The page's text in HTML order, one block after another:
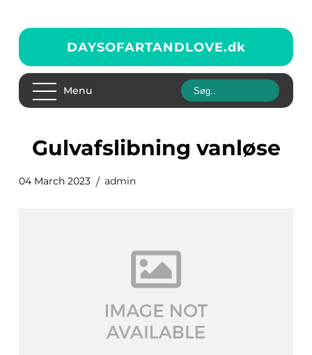
DAYSOFARTANDLOVE.dk
Menu
Gulvafslibning vanløse
04 March 2023 admin